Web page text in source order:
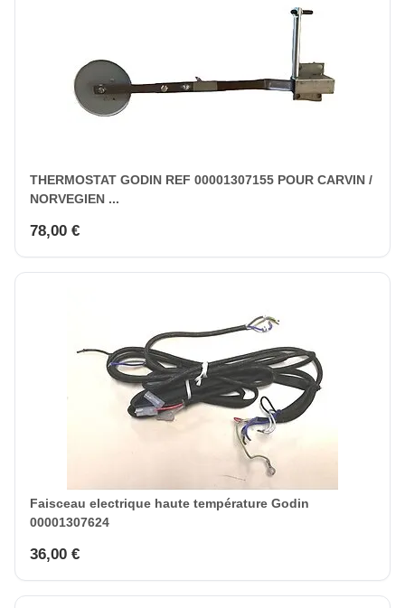
THERMOSTAT GODIN REF 00001307155 POUR CARVIN /
NORVEGIEN ...
78,00 €
Faisceau electrique haute température Godin
00001307624
36,00 €